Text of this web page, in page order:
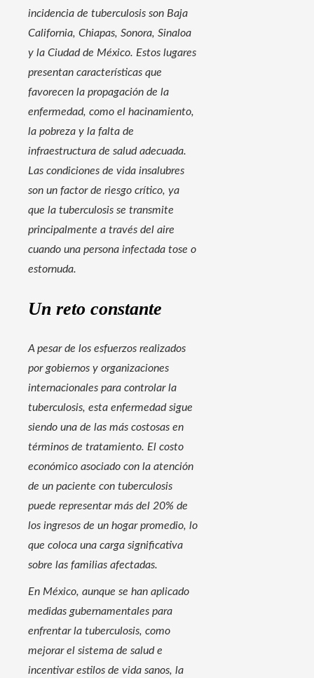
incidencia de tuberculosis son Baja
California, Chiapas, Sonora, Sinaloa
y la Ciudad de México. Estos lugares
presentan características que
favorecen la propagación de la
enfermedad, como el hacinamiento,
la pobreza y la falta de
infraestructura de salud adecuada.
Las condiciones de vida insalubres
son un factor de riesgo crítico, ya
que la tuberculosis se transmite
principalmente a través del aire
cuando una persona infectada tose o
estornuda.
Un reto constante
A pesar de los esfuerzos realizados
por gobiernos y organizaciones
internacionales para controlar la
tuberculosis, esta enfermedad sigue
siendo una de las más costosas en
términos de tratamiento. El costo
económico asociado con la atención
de un paciente con tuberculosis
puede representar más del 20% de
los ingresos de un hogar promedio, lo
que coloca una carga significativa
sobre las familias afectadas.
En México, aunque se han aplicado
medidas gubernamentales para
enfrentar la tuberculosis, como
mejorar el sistema de salud e
incentivar estilos de vida sanos, la